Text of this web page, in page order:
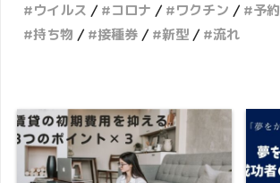
ウイルス
コロナ ワクチン 予約
持ち物
接種券 新型 流れ